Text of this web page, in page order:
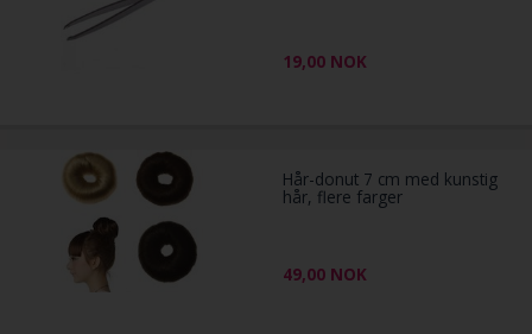
19,00 NOK
Hår-donut 7 cm med kunstig
hår, flere farger
49,00 NOK